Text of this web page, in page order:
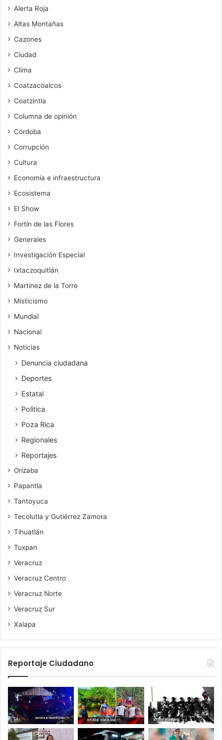
Alerta Roja
Altas Montañas
Cazones
Ciudad
Clima
Coatzacoalcos
Coatzintla
Columna de opinión
Córdoba
Corrupción
Cultura
Economía e infraestructura
Ecosistema
El Show
Fortín de las Flores
Generales
Investigación Especial
Ixtaczoquitlán
Martínez de la Torre
Misticismo
Mundial
Nacional
Noticias
Denuncia ciudadana
Deportes
Estatal
Polìtica
Poza Rica
Regionales
Reportajes
Orizaba
Papantla
Tantoyuca
Tecolutla y Gutiérrez Zamora
Tihuatlán
Tuxpan
Veracruz
Veracruz Centro
Veracruz Norte
Veracruz Sur
Xalapa
Reportaje Ciudadano